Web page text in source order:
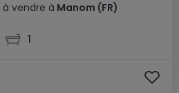
à vendre à Manom (FR)
1